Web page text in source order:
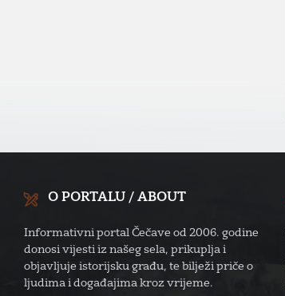
O PORTALU / ABOUT
Informativni portal Čečave od 2006. godine
donosi vijesti iz našeg sela, prikuplja i
objavljuje istorijsku građu, te bilježi priče o
ljudima i događajima kroz vrijeme.